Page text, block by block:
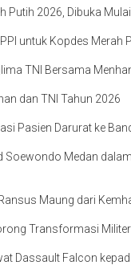
Putih 2026, Dibuka
untuk Kopdes Merah
TNI Bersama
dan TNI Tahun 2026
Pasien Darurat ke
Soewondo Medan
Maung dari
Transformasi
Dassault Falcon